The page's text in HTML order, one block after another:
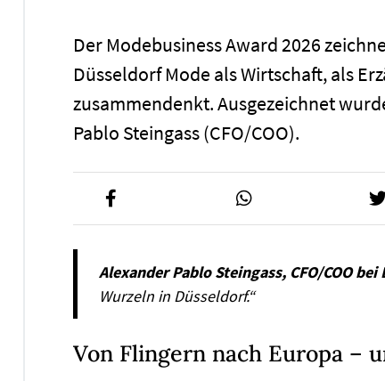
Der Modebusiness Award 2026
Düsseldorf Mode als Wirtschaft, als
zusammendenkt. Ausgezeichnet
Pablo Steingass (CFO/COO).
Alexander Pablo Steingass, CFO/COO bei
Wurzeln in Düsseldorf.“
Von Flingern nach Europa –